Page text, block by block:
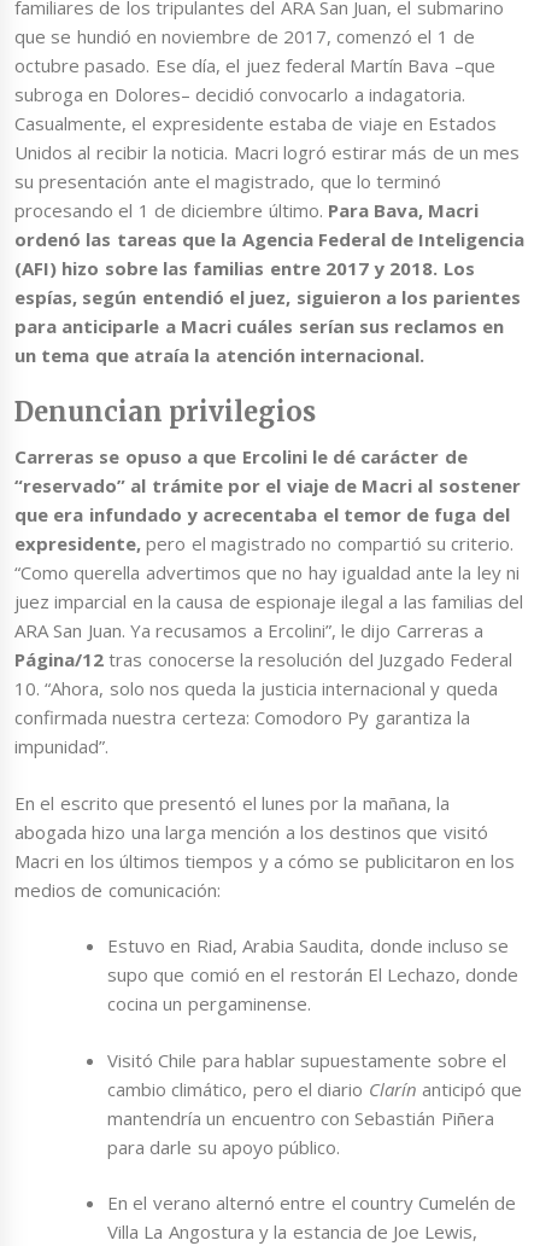
familiares de los tripulantes del ARA San Juan, el submarino
que se hundió en noviembre de 2017, comenzó el 1 de
octubre pasado. Ese día, el juez federal Martín Bava –que
subroga en Dolores– decidió convocarlo a indagatoria.
Casualmente, el expresidente estaba de viaje en Estados
Unidos al recibir la noticia. Macri logró estirar más de un mes
su presentación ante el magistrado, que lo terminó
procesando el 1 de diciembre último. Para Bava, Macri
ordenó las tareas que la Agencia Federal de Inteligencia
(AFI) hizo sobre las familias entre 2017 y 2018. Los
espías, según entendió el juez, siguieron a los parientes
para anticiparle a Macri cuáles serían sus reclamos en
un tema que atraía la atención internacional.
Denuncian privilegios
Carreras se opuso a que Ercolini le dé carácter de
“reservado” al trámite por el viaje de Macri al sostener
que era infundado y acrecentaba el temor de fuga del
expresidente,pero el magistrado no compartió su criterio.
“Como querella advertimos que no hay igualdad ante la ley ni
juez imparcial en la causa de espionaje ilegal a las familias del
ARA San Juan. Ya recusamos a Ercolini”, le dijo Carreras a
Página/12tras conocerse la resolución del Juzgado Federal
10. “Ahora, solo nos queda la justicia internacional y queda
confirmada nuestra certeza: Comodoro Py garantiza la
impunidad”.
En el escrito que presentó el lunes por la mañana, la
abogada hizo una larga mención a los destinos que visitó
Macri en los últimos tiempos y a cómo se publicitaron en los
medios de comunicación:
Estuvo en Riad, Arabia Saudita, donde incluso se
supo que comió en el restorán El Lechazo, donde
cocina un pergaminense.
Visitó Chile para hablar supuestamente sobre el
cambio climático, pero el diario Clarín anticipó que
mantendría un encuentro con Sebastián Piñera
para darle su apoyo público.
En el verano alternó entre el country Cumelén de
Villa La Angostura y la estancia de Joe Lewis,